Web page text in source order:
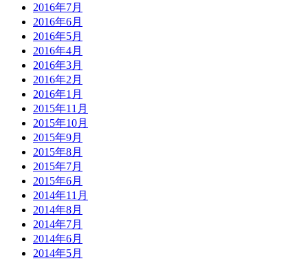
2016年7月
2016年6月
2016年5月
2016年4月
2016年3月
2016年2月
2016年1月
2015年11月
2015年10月
2015年9月
2015年8月
2015年7月
2015年6月
2014年11月
2014年8月
2014年7月
2014年6月
2014年5月